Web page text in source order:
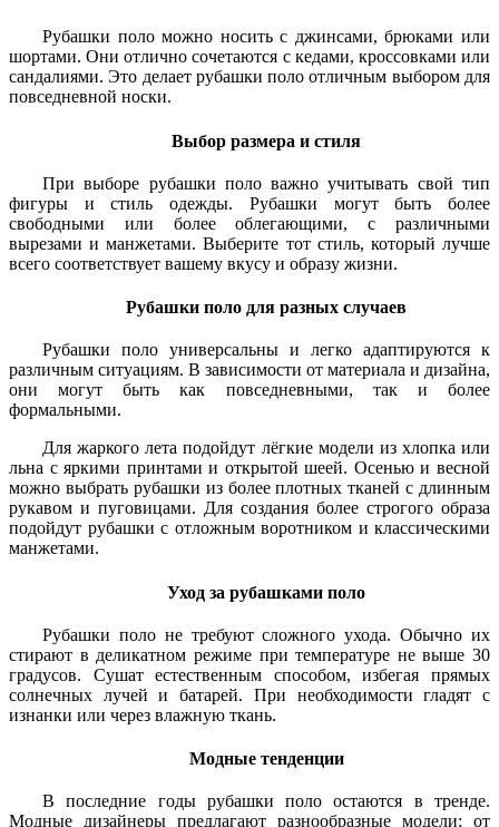
Рубашки поло можно носить с джинсами, брюками или
шортами. Они отлично сочетаются с кедами, кроссовками или
сандалиями. Это делает рубашки поло отличным выбором для
повседневной носки.
Выбор размера и стиля
При выборе рубашки поло важно учитывать свой тип
фигуры и стиль одежды. Рубашки могут быть более
свободными или более облегающими, с различными
вырезами и манжетами. Выберите тот стиль, который лучше
всего соответствует вашему вкусу и образу жизни.
Рубашки поло для разных случаев
Рубашки поло универсальны и легко адаптируются к
различным ситуациям. В зависимости от материала и дизайна,
они могут быть как повседневными, так и более
формальными.
Для жаркого лета подойдут лёгкие модели из хлопка или
льна с яркими принтами и открытой шеей. Осенью и весной
можно выбрать рубашки из более плотных тканей с длинным
рукавом и пуговицами. Для создания более строгого образа
подойдут рубашки с отложным воротником и классическими
манжетами.
Уход за рубашками поло
Рубашки поло не требуют сложного ухода. Обычно их
стирают в деликатном режиме при температуре не выше 30
градусов. Сушат естественным способом, избегая прямых
солнечных лучей и батарей. При необходимости гладят с
изнанки или через влажную ткань.
Модные тенденции
В последние годы рубашки поло остаются в тренде.
Модные дизайнеры предлагают разнообразные модели: от